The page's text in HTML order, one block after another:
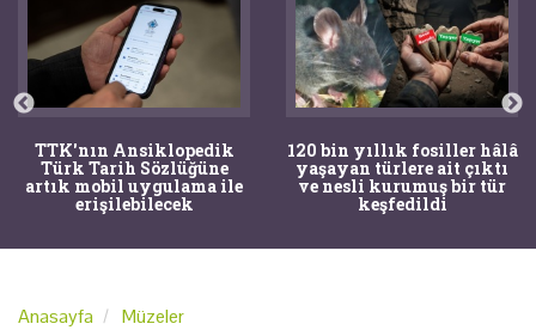
TTK'nın Ansiklopedik
Türk Tarih Sözlüğüne
artık mobil uygulama ile
erişilebilecek
120 bin yıllık fosiller hâlâ
yaşayan türlere ait çıktı
ve nesli kurumuş bir tür
keşfedildi
Anasayfa Müzeler